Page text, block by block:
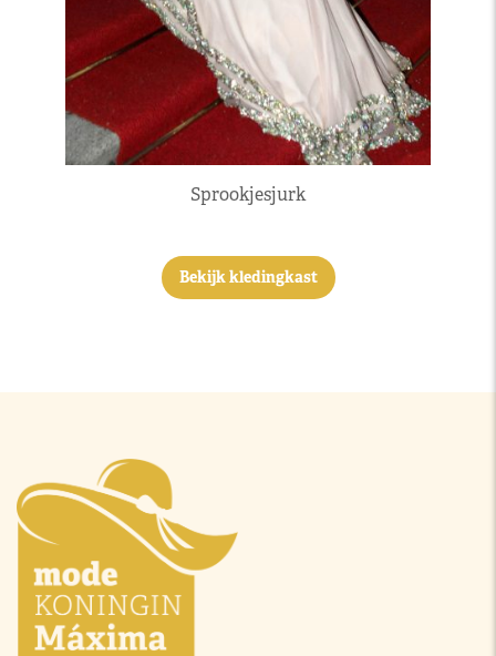
Sprookjesjurk
Bekijk kledingkast